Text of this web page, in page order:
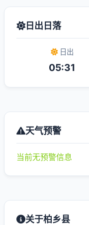
日出日落
日出
05:31
天气预警
当前无预警信息
关于柏乡县